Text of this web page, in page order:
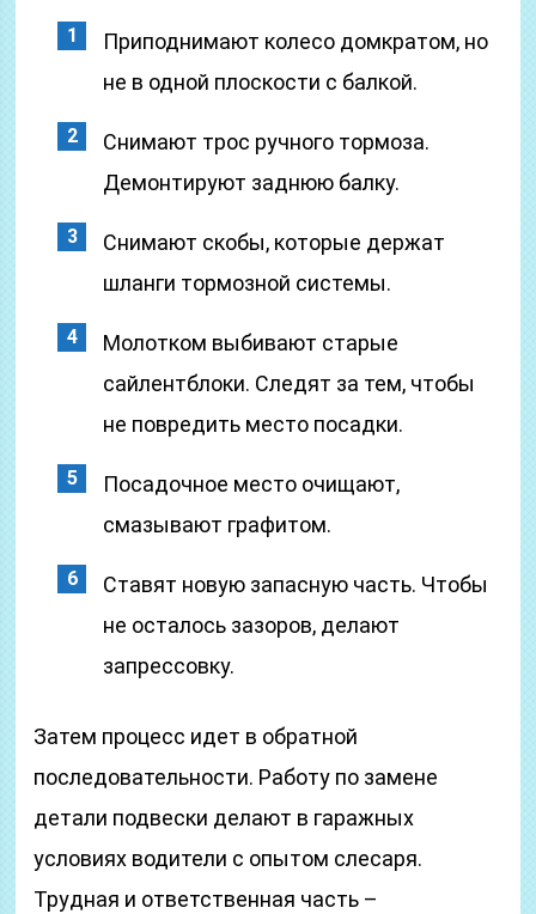
Приподнимают колесо домкратом, но
не в одной плоскости с балкой.
Снимают трос ручного тормоза.
Демонтируют заднюю балку.
Снимают скобы, которые держат
шланги тормозной системы.
Молотком выбивают старые
сайлентблоки. Следят за тем, чтобы
не повредить место посадки.
Посадочное место очищают,
смазывают графитом.
Ставят новую запасную часть. Чтобы
не осталось зазоров, делают
запрессовку.
Затем процесс идет в обратной
последовательности. Работу по замене
детали подвески делают в гаражных
условиях водители с опытом слесаря.
Трудная и ответственная часть –